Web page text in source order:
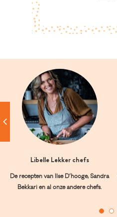
Libelle Lekker chefs
De recepten van Ilse D’hooge, Sandra
Bekkari en al onze andere chefs.